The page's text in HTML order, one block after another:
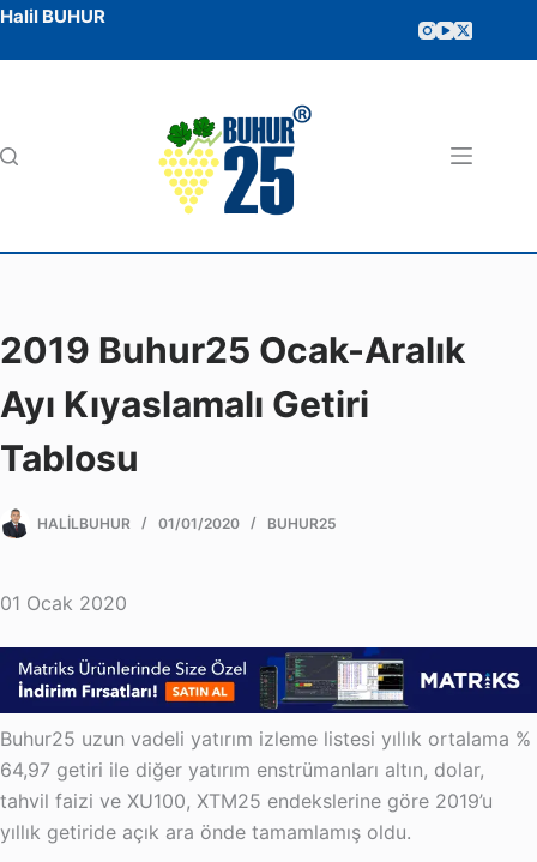
Halil BUHUR
2019 Buhur25 Ocak-Aralık
Ayı Kıyaslamalı Getiri
Tablosu
HALILBUHUR 01/01/2020 BUHUR25
01 Ocak 2020
Buhur25 uzun vadeli yatırım izleme listesi yıllık ortalama %
64,97 getiri ile diğer yatırım enstrümanları altın, dolar,
tahvil faizi ve XU100, XTM25 endekslerine göre 2019’u
yıllık getiride açık ara önde tamamlamış oldu.